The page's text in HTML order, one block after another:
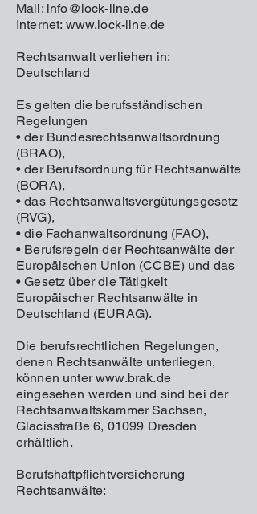
Mail: info@lock-line.de
Internet: www.lock-line.de
Rechtsanwalt verliehen in:
Deutschland
Es gelten die berufsständischen
Regelungen
• der Bundesrechtsanwaltsordnung
(BRAO),
• der Berufsordnung für Rechtsanwälte
(BORA),
• das Rechtsanwaltsvergütungsgesetz
(RVG),
• die Fachanwaltsordnung (FAO),
• Berufsregeln der Rechtsanwälte der
Europäischen Union (CCBE) und das
• Gesetz über die Tätigkeit
Europäischer Rechtsanwälte in
Deutschland (EURAG).
Die berufsrechtlichen Regelungen,
denen Rechtsanwälte unterliegen,
können unter www.brak.de
eingesehen werden und sind bei der
Rechtsanwaltskammer Sachsen,
Glacisstraße 6, 01099 Dresden
erhältlich.
Berufshaftpflichtversicherung
Rechtsanwälte: